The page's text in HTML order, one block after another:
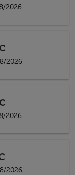
2026
2026
2026
2026